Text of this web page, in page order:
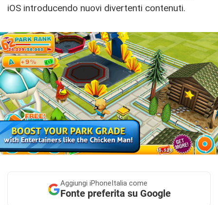
iOS introducendo nuovi divertenti contenuti.
Aggiungi iPhoneItalia come
Fonte preferita su Google